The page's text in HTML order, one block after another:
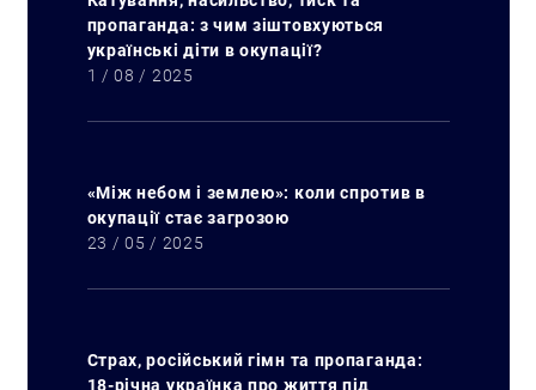
пропаганда: з чим зіштовхуються
українські діти в окупації?
1 / 08 / 2025
«Між небом і землею»: коли спротив в
окупації стає загрозою
23 / 05 / 2025
Страх, російський гімн та пропаганда:
18-річна українка про життя під